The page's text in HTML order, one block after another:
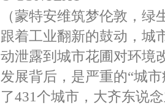
（蒙特安维筑梦伦敦，绿
跟着工业翻新的鼓动，城
动泄露到城市花圃对环境
发展背后，是严重的“城
了431个城市，大齐东说